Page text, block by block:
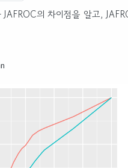
의 차이점을 알고,